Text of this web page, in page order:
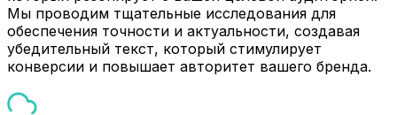
Мы проводим тщательные исследования для
обеспечения точности и актуальности, создавая
убедительный текст, который стимулирует
конверсии и повышает авторитет вашего бренда.